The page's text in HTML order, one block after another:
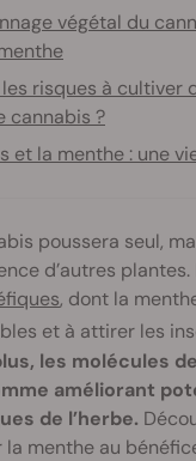
végétal du
risques à cultiver
cannabis ?
et la menthe : une
poussera seul,
d’autres plantes.
, dont la
et à attirer les
les molécules
améliorant
de l’herbe.
menthe au